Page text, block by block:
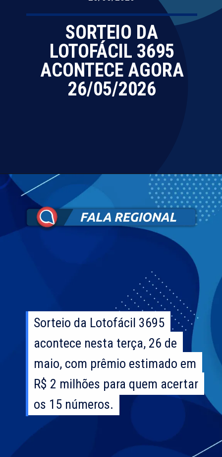
SORTEIO DA
LOTOFÁCIL 3695
ACONTECE AGORA
26/05/2026
Sorteio da Lotofácil 3695
acontece nesta terça, 26 de
maio, com prêmio estimado em
R$ 2 milhões para quem acertar
os 15 números.
Sorteio da Lotofácil 3695
acontece nesta terça, 26 de
maio, com prêmio estimado em
R$ 2 milhões para quem acertar
os 15 números.